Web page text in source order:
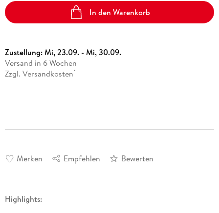
In den Warenkorb
Zustellung:Mi, 23.09. - Mi, 30.09.
Versand in 6 Wochen
Zzgl. Versandkosten *
Merken Empfehlen Bewerten
Highlights: